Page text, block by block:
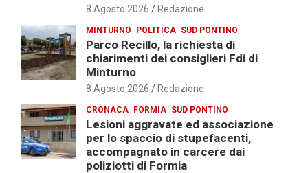
8 Agosto 2026 Redazione
MINTURNO POLITICA SUD PONTINO
Parco Recillo, la richiesta di
chiarimenti dei consiglieri Fdi di
Minturno
8 Agosto 2026 Redazione
CRONACA FORMIA SUD PONTINO
Lesioni aggravate ed associazione
per lo spaccio di stupefacenti,
accompagnato in carcere dai
poliziotti di Formia